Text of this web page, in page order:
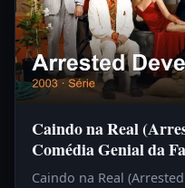
Caindo na Real
Comédia Genial da
Caindo na Real